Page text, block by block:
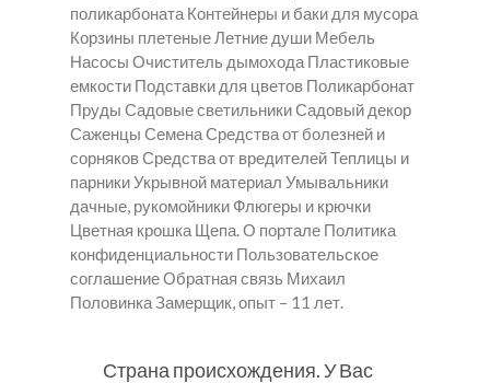
поликарбоната Контейнеры и баки для мусора
Корзины плетеные Летние души Мебель
Насосы Очиститель дымохода Пластиковые
емкости Подставки для цветов Поликарбонат
Пруды Садовые светильники Садовый декор
Саженцы Семена Средства от болезней и
сорняков Средства от вредителей Теплицы и
парники Укрывной материал Умывальники
дачные, рукомойники Флюгеры и крючки
Цветная крошка Щепа. О портале Политика
конфиденциальности Пользовательское
соглашение Обратная связь Михаил
Половинка Замерщик, опыт – 11 лет.
Страна происхождения. У Вас